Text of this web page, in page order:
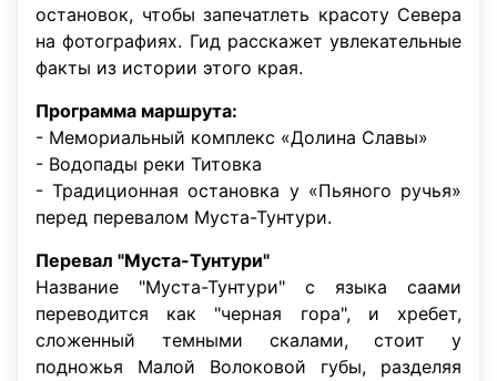
остановок, чтобы запечатлеть красоту Севера
на фотографиях. Гид расскажет увлекательные
факты из истории этого края.
Программа маршрута:
- Мемориальный комплекс «Долина Славы»
- Водопады реки Титовка
- Традиционная остановка у «Пьяного ручья»
перед перевалом Муста-Тунтури.
Перевал "Муста-Тунтури"
Название "Муста-Тунтури" с языка саами
переводится как "черная гора", и хребет,
сложенный темными скалами, стоит у
подножья Малой Волоковой губы, разделяя